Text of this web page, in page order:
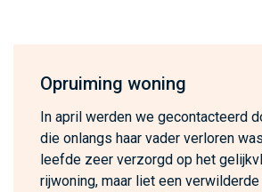
Opruiming woning
In april werden we gecontacteerd
die onlangs haar vader verloren
leefde zeer verzorgd op het
rijwoning, maar liet een verwilderde